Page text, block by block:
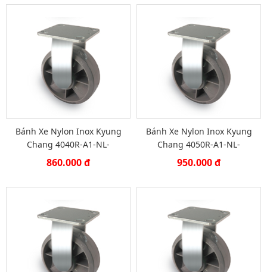
Bánh Xe Nylon Inox Kyung
Chang 4040R-A1-NL-
SUSGRY
860.000 đ
Bánh Xe Nylon Inox Kyung
Chang 4050R-A1-NL-
SUSGRY
950.000 đ